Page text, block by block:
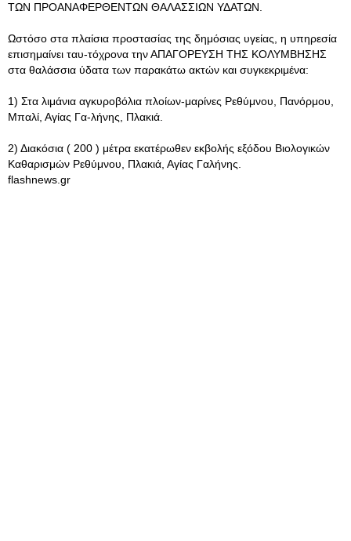
ΤΩΝ ΠΡΟΑΝΑΦΕΡΘΕΝΤΩΝ ΘΑΛΑΣΣΙΩΝ ΥΔΑΤΩΝ.
Ωστόσο στα πλαίσια προστασίας της δημόσιας υγείας, η υπηρεσία
επισημαίνει ταυ-τόχρονα την ΑΠΑΓΟΡΕΥΣΗ ΤΗΣ ΚΟΛΥΜΒΗΣΗΣ
στα θαλάσσια ύδατα των παρακάτω ακτών και συγκεκριμένα:
1) Στα λιμάνια αγκυροβόλια πλοίων-μαρίνες Ρεθύμνου, Πανόρμου,
Μπαλί, Αγίας Γα-λήνης, Πλακιά.
2) Διακόσια ( 200 ) μέτρα εκατέρωθεν εκβολής εξόδου Βιολογικών
Καθαρισμών Ρεθύμνου, Πλακιά, Αγίας Γαλήνης.
flashnews.gr